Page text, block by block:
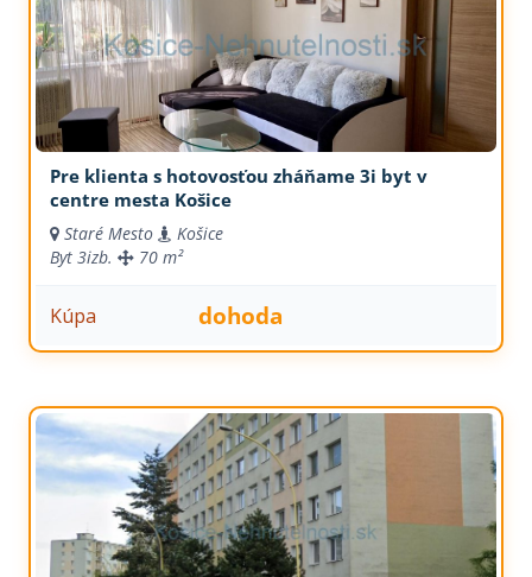
Pre klienta s hotovosťou zháňame 3i byt v
centre mesta Košice
Staré Mesto
Košice
Byt 3izb. 70 m²
Kúpa dohoda